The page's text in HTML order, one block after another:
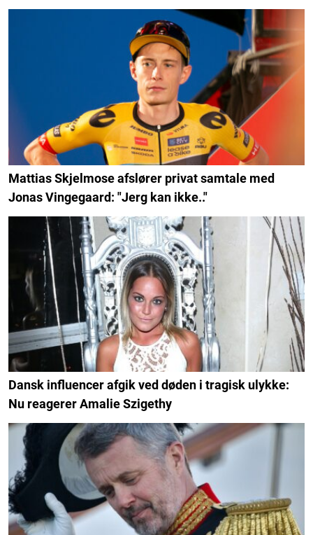
Mattias Skjelmose afslører privat samtale med
Jonas Vingegaard: "Jerg kan ikke.."
Dansk influencer afgik ved døden i tragisk ulykke:
Nu reagerer Amalie Szigethy